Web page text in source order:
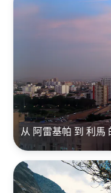
从 阿雷基帕 到 利馬